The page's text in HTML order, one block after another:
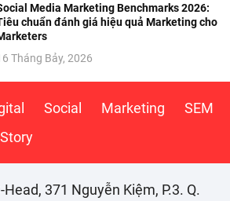
Media Marketing Benchmarks 2026:
chuẩn đánh giá hiệu quả Marketing cho
Tháng Bảy, 2026
Social Marketing
SEM
371 Nguyễn Kiệm, P.3. Q.